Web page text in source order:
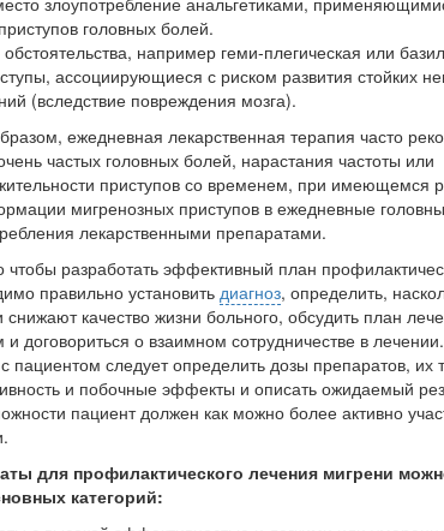
головных болей.
например геми-плегическая или
ассоциирующиеся с ри­ском развития стойких
(вследствие поврежде­ния мозга).
ежедневная лекарственная терапия часто
частых головных болей, нарастания частоты или
приступов со време­нем, при имеющемся
мигренозных приступов в ежедневные
лекарственными препаратами.
чтобы разработать эффективный план
правильно установить диагноз, определить,
снижают качество жизни больного, обсудить план
и договориться о взаимном сотрудни­честве в
пациен­том следует определить дозы препаратов, их
и побочные эффекты и описать ожидаемый
пациент должен как мож­но более активно
для профилактического лечения мигрени
категорий: